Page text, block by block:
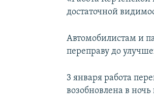
достаточной
Автомобилистам и
переправу до
3 января работа
возобновлена в ночь